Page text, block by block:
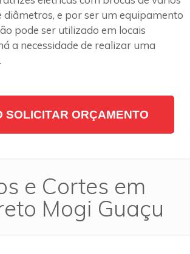
e por ser um equipamento
pode ser utilizado em locais
a necessidade de realizar uma
SOLICITAR ORÇAMENTO
e Cortes em
Mogi Guaçu